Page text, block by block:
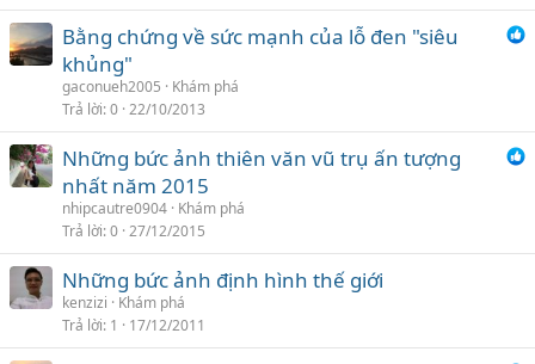
Bằng chứng về sức mạnh của lỗ đen "siêu
khủng"
gaconueh2005
Khám phá
Trả lời 0 22/10/2013
Những bức ảnh thiên văn vũ trụ ấn tượng
nhất năm 2015
nhipcautre0904 Khám phá
Trả lời 0 27/12/2015
Những bức ảnh định hình thế giới
kenzizi
Khám phá
Trả lời 1 17/12/2011